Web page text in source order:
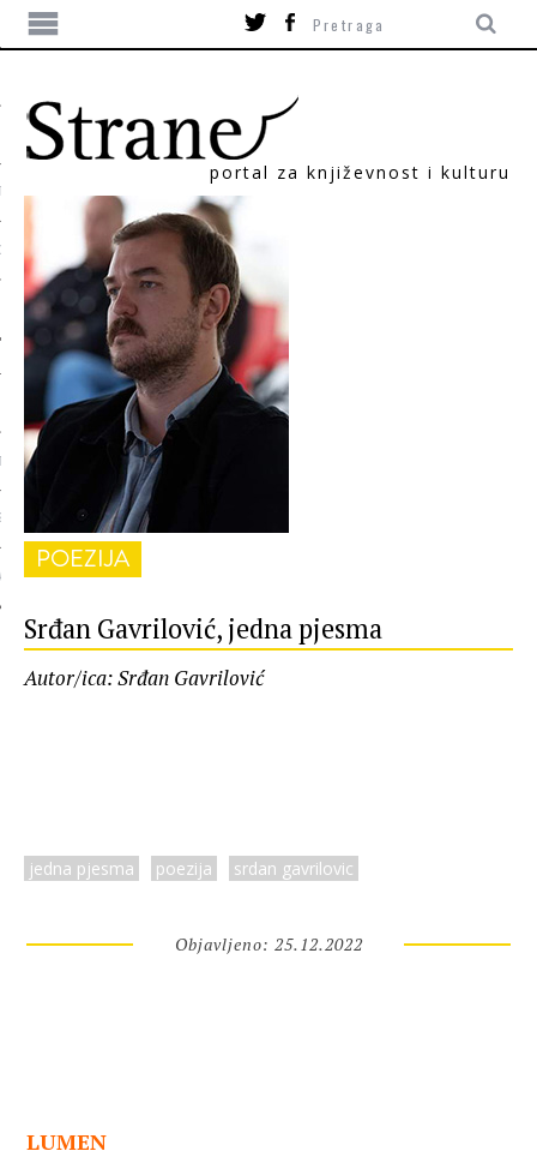
portal za književnost i kulturu
POEZIJA
Srđan Gavrilović, jedna pjesma
Autor/ica: Srđan Gavrilović
jedna pjesma poezija srdan gavrilovic
Objavljeno: 25.12.2022
LUMEN